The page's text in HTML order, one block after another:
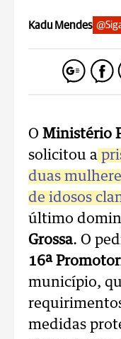
Kadu Mendes
O Ministério
solicitou a
duas
de idosos
último
Grossa. O
16ª
município,
medidas